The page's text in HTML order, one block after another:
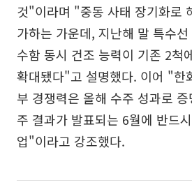
것"이라며 "중동 사태 장기화로
가하는 가운데, 지난해 말 특수
수함 동시 건조 능력이 기존 2척
확대됐다"고 설명했다. 이어 "한
부 경쟁력은 올해 수주 성과로
주 결과가 발표되는 6월에 반드
업"이라고 강조했다.